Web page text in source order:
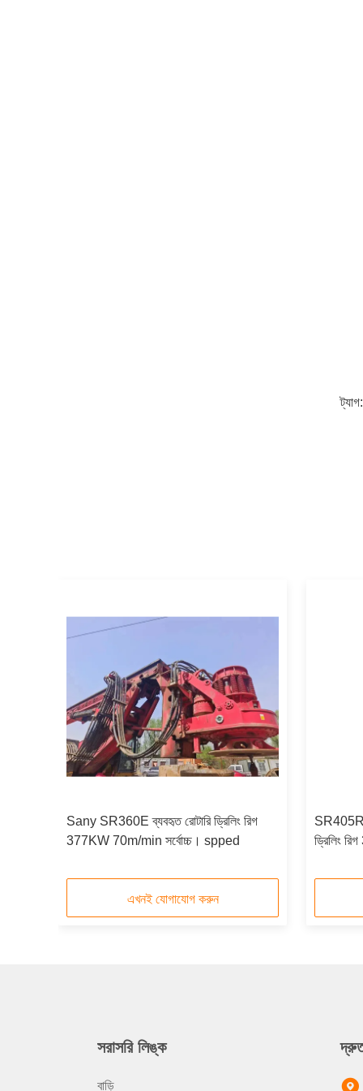
Sany SR360E ব্যবহৃত রোটারি ড্রিলিং রিগ
377KW 70m/min সর্বোচ্চ। spped
এখনই যোগাযোগ করুন
SR405R
ড্রিলিং
সরাসরি লিঙ্ক
বাড়ি